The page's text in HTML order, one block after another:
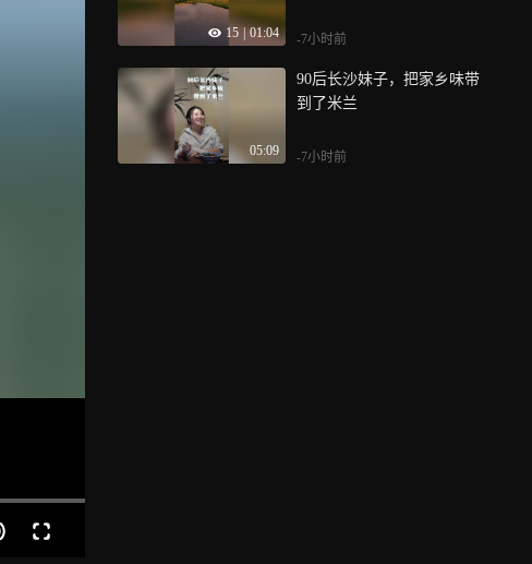
15 01:04 -7小时前
05:09
90后长沙妹子，把家乡味带
到了米兰
-7小时前